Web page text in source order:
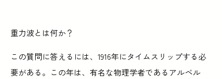
重力波とは何か？
この質問に答えるには、1916年にタイムスリップする必
要がある。この年は、有名な物理学者であるアルベル